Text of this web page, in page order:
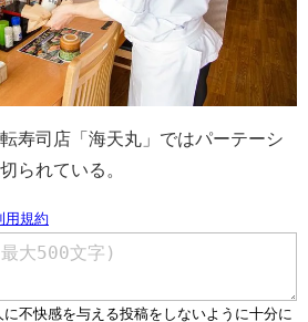
寿司店「海天丸」ではパーテーシ
られている。